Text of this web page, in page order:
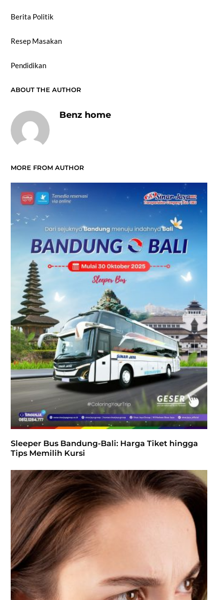
Berita Politik
Resep Masakan
Pendidikan
ABOUT THE AUTHOR
Benz home
MORE FROM AUTHOR
Sleeper Bus Bandung-Bali: Harga Tiket hingga
Tips Memilih Kursi